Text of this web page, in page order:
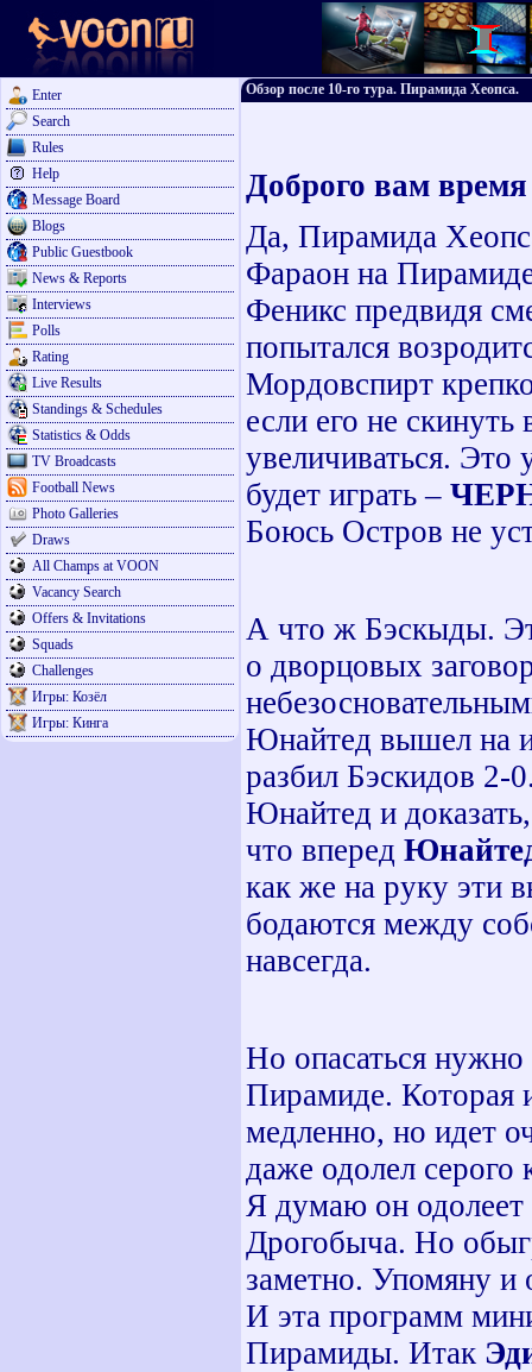
Enter
Search
Rules
Help
Message Board
Blogs
Public Guestbook
News & Reports
Interviews
Polls
Rating
Live Results
Standings & Schedules
Statistics & Odds
TV Broadcasts
Football News
Photo Galleries
Draws
All Champs at VOON
Vacancy Search
Offers & Invitations
Squads
Challenges
Игры: Козёл
Игры: Кинга
Обзор после 10-го тура. Пирамида Хеопса.
Доброго вам
Да, Пирамида
Фараон на
Феникс предвидя
попытался
Мордовспирт
если его не
увеличиваться. Это
будет играть –
Боюсь Остров не
А что ж Бэскыды.
о дворцовых
Юнайтед вышел на
разбил Бэскидов 2-
Юнайтед и
что вперед
как же на руку эти
бодаются между
навсегда.
Но опасаться
Пирамиде. Которая
медленно, но идет
даже одолел
Я думаю он одолеет
Дрогобыча. Но
заметно. Упомяну
И эта программ
Пирамиды. Итак